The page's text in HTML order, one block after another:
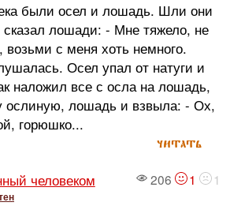
были осел и лошадь. Шли они
сказал лошади: - Мне тяжело, не
возьми с меня хоть немного.
Осел упал от натуги и
наложил все с осла на лошадь,
ослиную, лошадь и взвыла: - Ох,
горюшко...
читать
206 1 1
человеком